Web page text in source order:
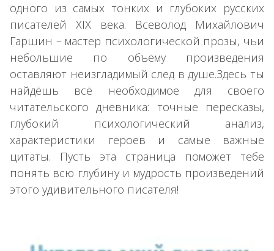
одного из самых тонких и глубоких русских
писателей XIX века. Всеволод Михайлович
Гаршин – мастер психологической прозы, чьи
небольшие по объёму произведения
оставляют неизгладимый след в душе.Здесь ты
найдёшь всё необходимое для своего
читательского дневника: точные пересказы,
глубокий психологический анализ,
характеристики героев и самые важные
цитаты. Пусть эта страница поможет тебе
понять всю глубину и мудрость произведений
этого удивительного писателя!